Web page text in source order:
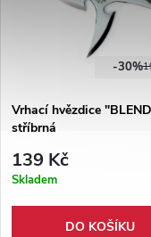
-30%
Vrhací hvězdice
stříbrná
139 Kč
Skladem
DO KOŠÍKU